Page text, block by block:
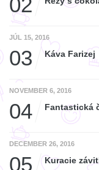
JÚL 15, 2016
03 Káva Farizej
NOVEMBER 6, 2016
04 Fantastická
DECEMBER 26, 2016
05 Kuracie